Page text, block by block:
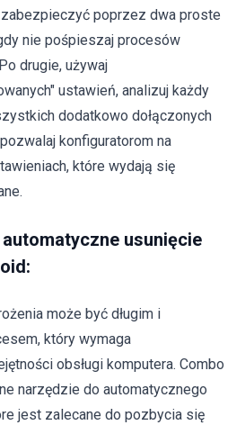
poprzez dwa proste
nie pośpieszaj procesów
drugie, używaj
ustawień, analizuj każdy
dodatkowo dołączonych
konfiguratorom na
które wydają się
usunięcie
może być długim i
który wymaga
obsługi komputera. Combo
narzędzie do automatycznego
jest zalecane do pozbycia się